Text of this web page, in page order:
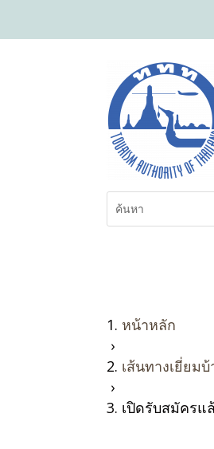
หน้าหลัก
›
เส้นทางเยี่ยม
›
เปิดรับสมัครแ